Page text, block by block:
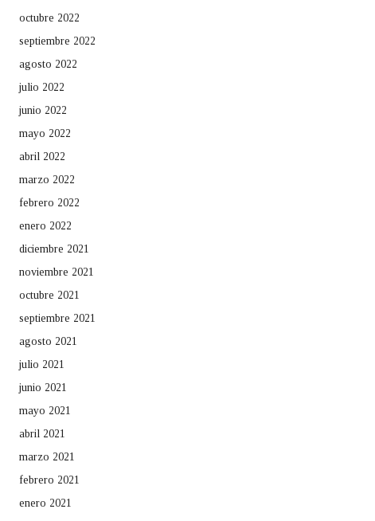
octubre 2022
septiembre 2022
agosto 2022
julio 2022
junio 2022
mayo 2022
abril 2022
marzo 2022
febrero 2022
enero 2022
diciembre 2021
noviembre 2021
octubre 2021
septiembre 2021
agosto 2021
julio 2021
junio 2021
mayo 2021
abril 2021
marzo 2021
febrero 2021
enero 2021